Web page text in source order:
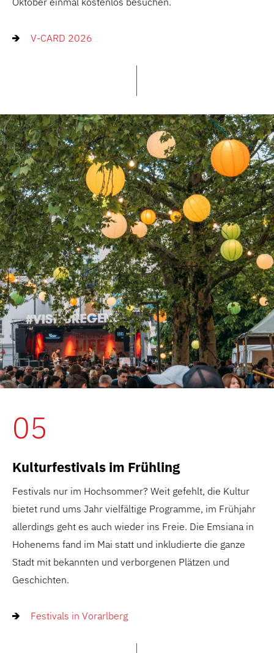
V-CARD 2026
05
Kulturfestivals im Frühling
Festivals nur im Hochsommer? Weit gefehlt, die Kultur
bietet rund ums Jahr vielfältige Programme, im Frühjahr
allerdings geht es auch wieder ins Freie. Die Emsiana in
Hohenems fand im Mai statt und inkludierte die ganze
Stadt mit bekannten und verborgenen Plätzen und
Geschichten.
Festivals in Vorarlberg